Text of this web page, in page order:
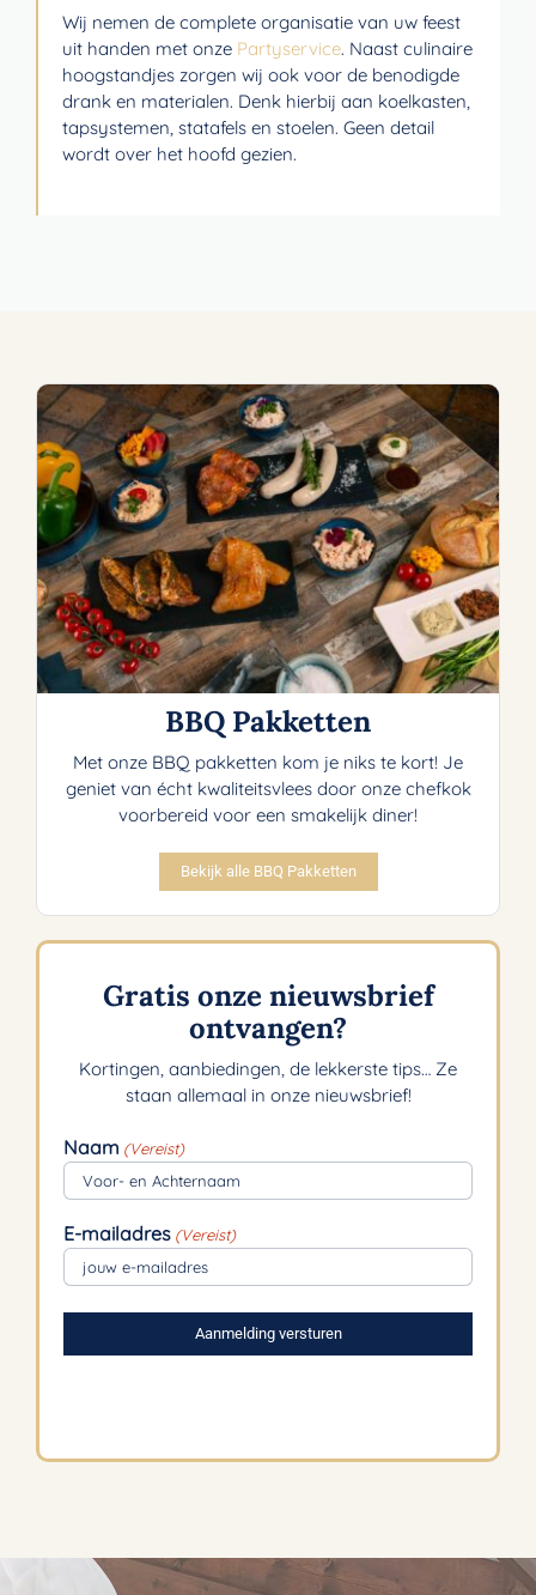
Wij nemen de complete organisatie van uw feest
uit handen met onze Partyservice. Naast culinaire
hoogstandjes zorgen wij ook voor de benodigde
drank en materialen. Denk hierbij aan koelkasten,
tapsystemen, statafels en stoelen. Geen detail
wordt over het hoofd gezien.
BBQ Pakketten
Met onze BBQ pakketten kom je niks te kort! Je
geniet van écht kwaliteitsvlees door onze chefkok
voorbereid voor een smakelijk diner!
Bekijk alle BBQ Pakketten
Gratis onze nieuwsbrief
ontvangen?
Kortingen, aanbiedingen, de lekkerste tips… Ze
staan allemaal in onze nieuwsbrief!
Naam (Vereist)
E-mailadres (Vereist)